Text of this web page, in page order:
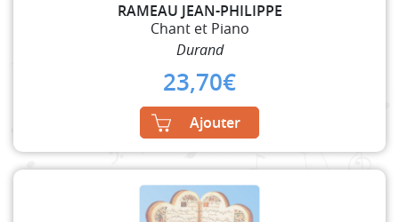
RAMEAU JEAN-PHILIPPE
Chant et Piano
Durand
23,70€
Ajouter